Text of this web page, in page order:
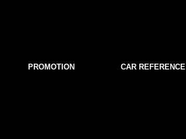
PROMOTION CAR REFERENCE